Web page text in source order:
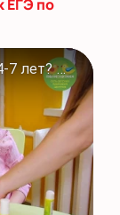
ЕГЭ по
Полиглотики. Как обучаем детей 4-7 лет? Программы для дошкольников в #Полиглотики